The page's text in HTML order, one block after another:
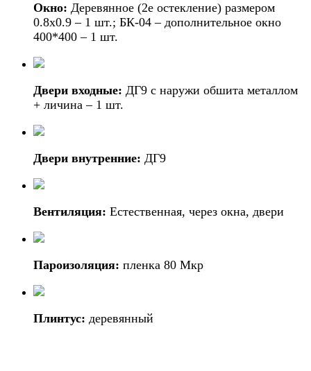
Окно: Деревянное (2е остекление) размером
0.8х0.9 – 1 шт.; БК-04 – дополнительное окно
400*400 – 1 шт.
Двери входные: ДГ9 с наружи обшита металлом
+ личина – 1 шт.
Двери внутренние: ДГ9
Вентиляция: Естественная, через окна, двери
Пароизоляция: пленка 80 Мкр
Плинтус: деревянный